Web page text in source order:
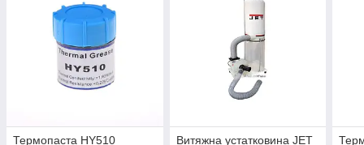
Термопаста HY510
Витяжна устатковина JET